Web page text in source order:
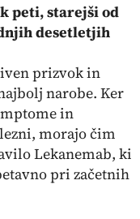
peti, starejši od
desetletjih
prizvok in
narobe. Ker
in
morajo čim
Lekanemab, ki
pri začetnih